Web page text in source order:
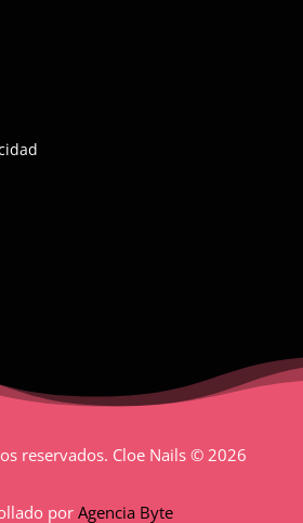
reservados. Cloe Nails© 2026
porAgencia Byte